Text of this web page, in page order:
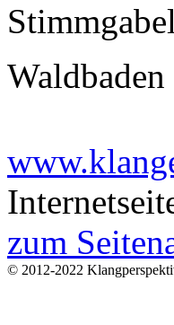
Waldbaden
zum
© 2012-2022